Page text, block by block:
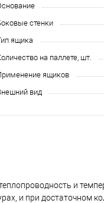
стенки
ящика
на паллете, шт.
ящиков
вид
и
и при достаточном